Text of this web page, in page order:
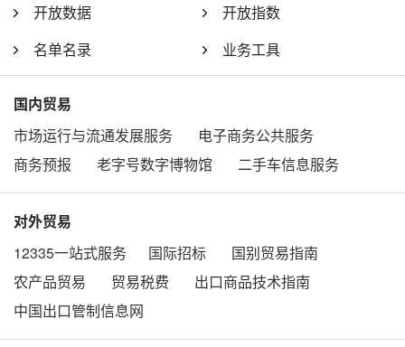
开放数据
开放指数
名单名录
业务工具
国内贸易
市场运行与流通发展服务
电子商务公共服务
商务预报
老字号数字博物馆 二手车信息服务
对外贸易
12335一站式服务
国际招标
国别贸易指南
农产品贸易
贸易税费
出口商品技术指南
中国出口管制信息网